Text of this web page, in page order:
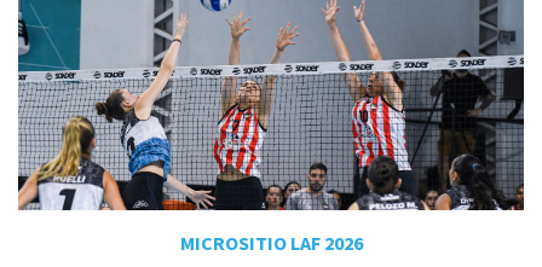
MICROSITIO LAF 2026